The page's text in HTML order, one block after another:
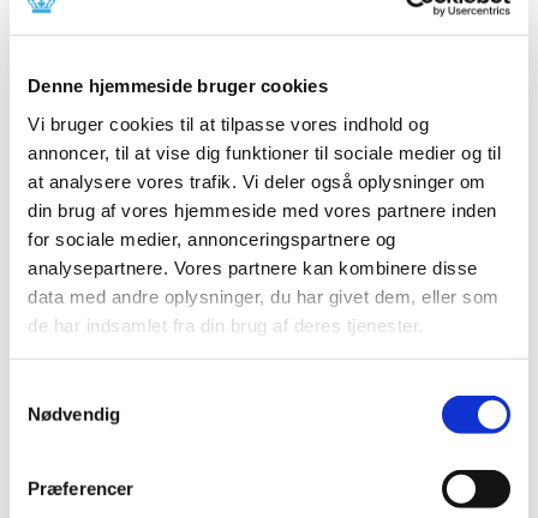
Denne hjemmeside bruger cookies
Vi bruger cookies til at tilpasse vores indhold og
annoncer, til at vise dig funktioner til sociale medier og til
at analysere vores trafik. Vi deler også oplysninger om
din brug af vores hjemmeside med vores partnere inden
for sociale medier, annonceringspartnere og
analysepartnere. Vores partnere kan kombinere disse
data med andre oplysninger, du har givet dem, eller som
de har indsamlet fra din brug af deres tjenester.
Nødvendig
Præferencer
2012 (44)
december (2)
november (6)
september (7)
august (1)
juli (5)
juni (3)
maj (1)
april (3)
marts (3)
februar (3)
2011 (13)
2009 (14)